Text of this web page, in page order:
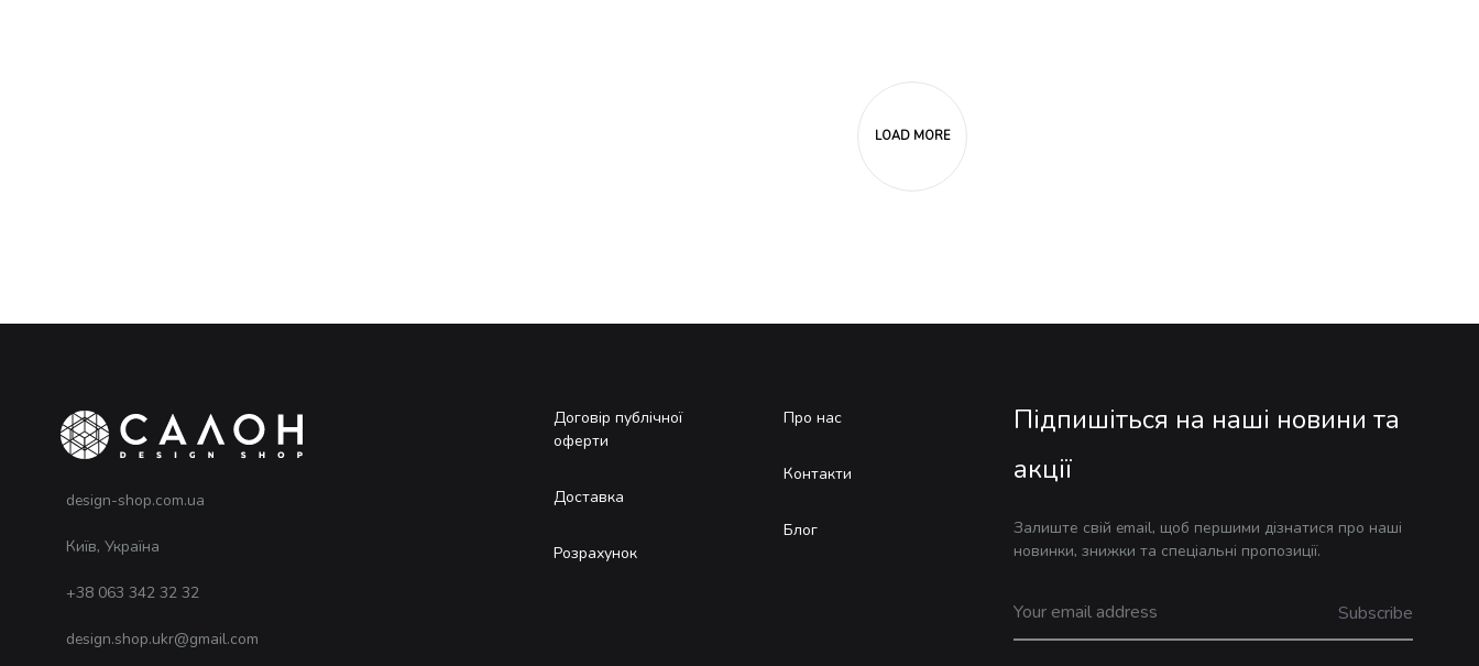
LOAD MORE
design-shop.com.ua
Київ, Україна
+38 063 342 32 32
design.shop.ukr@gmail.com
Договір публічної
оферти
Доставка
Розрахунок
Про нас
Контакти
Блог
Підпишіться на наші новини та
акції
Залиште свій email, щоб першими дізнатися про наші
новинки, знижки та спеціальні пропозиції.